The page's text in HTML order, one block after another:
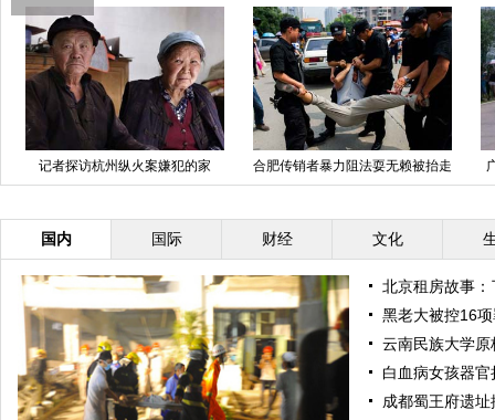
闹市区古寺里年轻和尚的现代生活
[组图]
杭州公交纵火案嫌疑人最后手机短
信曝光[图]
国内 国际 财经 文化
北京租房故事
黑老大被控16
云南民族大学
白血病女孩器
成都蜀王府遗